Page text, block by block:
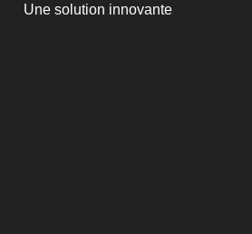
Une solution innovante